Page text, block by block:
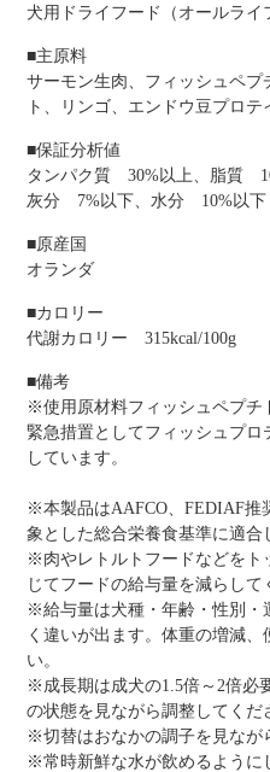
犬用ドライフード（オールライ
■主原料
サーモン生肉、フィッシュペ
ト、リンゴ、エンドウ豆プロ
■保証分析値
タンパク質 30%以上、脂質
灰分 7%以下、水分 10%以下
■原産国
オランダ
■カロリー
代謝カロリー 315kcal/100g
■備考
※使用原材料フィッシュペプチ
緊急措置としてフィッシュプ
しています。
※本製品はAAFCO、FEDIAF推
象とした総合栄養食基準に適合
※肉やレトルトフードなどをト
じてフードの給与量を減らして
※給与量は犬種・年齢・性別・
く違いが出ます。体重の増減
い。
※成長期は成犬の1.5倍～2倍必
の状態を見ながら調整してくだ
※切替はおなかの調子を見なが
※常時新鮮な水が飲めるように